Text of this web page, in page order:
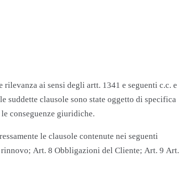
ai sensi degli artt. 1341 e seguenti c.c. e
clausole sono state oggetto di specifica
conseguenze giuridiche.
le clausole contenute nei seguenti
Art. 8 Obbligazioni del Cliente; Art. 9 Art.